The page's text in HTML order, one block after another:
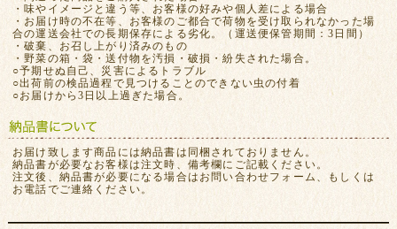
・味やイメージと違う等、お客様の好みや個人差による場合
・お届け時の不在等、お客様のご都合で荷物を受け取られなかった場
合の運送会社での長期保存による劣化。（運送便保管期間：3日間）
・破棄、お召し上がり済みのもの
・野菜の箱・袋・送付物を汚損・破損・紛失された場合。
○予期せぬ自己、災害によるトラブル
○出荷前の検品過程で見つけることのできない虫の付着
○お届けから3日以上過ぎた場合。
お届け致します商品には納品書は同梱されておりません。
納品書が必要なお客様は注文時、備考欄にご記載ください。
注文後、納品書が必要になる場合はお問い合わせフォーム、もしくは
お電話でご連絡ください。